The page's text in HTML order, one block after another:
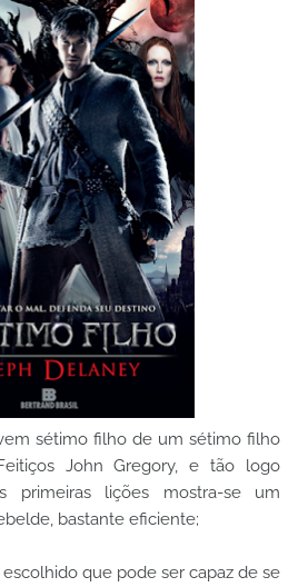
sétimo filho de um sétimo filho
John Gregory, e tão logo
primeiras lições mostra-se um
bastante eficiente;
escolhido que pode ser capaz de se